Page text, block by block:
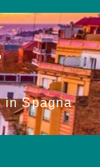
in Spagna